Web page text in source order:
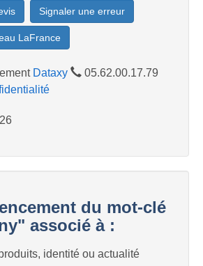
Signaler une erreur
LaFrance
Dataxy
05.62.00.17.79
du mot-clé
associé à :
identité ou actualité